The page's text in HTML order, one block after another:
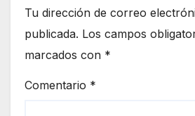
Tu dirección de correo
publicada. Los campos
marcados con *
Comentario *